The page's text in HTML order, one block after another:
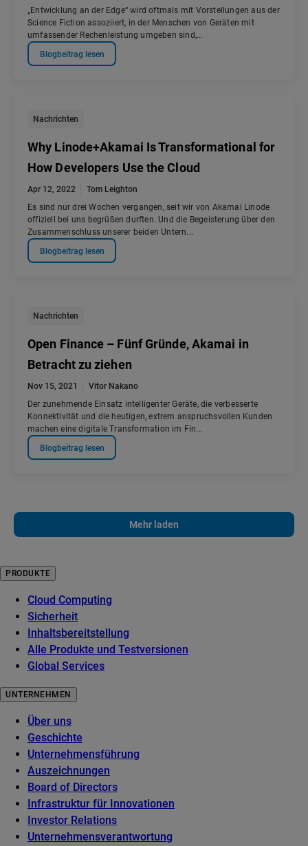
„Entwicklung an der Edge“ wird oftmals mit Vorstellungen aus der
Science Fiction assoziiert, in der Menschen von Geräten mit
umfassender Rechenleistung umgeben sind,...
Blogbeitrag lesen
Nachrichten
Why Linode+Akamai Is Transformational for
How Developers Use the Cloud
Apr 12, 2022
Tom Leighton
Es sind nur drei Wochen vergangen, seit wir von Akamai Linode
offiziell bei uns begrüßen durften. Und die Begeisterung über den
Zusammenschluss unserer beiden Untern...
Blogbeitrag lesen
Nachrichten
Open Finance – Fünf Gründe, Akamai in
Betracht zu ziehen
Nov 15, 2021
Vitor Nakano
Der zunehmende Einsatz intelligenter Geräte, die verbesserte
Konnektivität und die heutigen, extrem anspruchsvollen Kunden
machen eine digitale Transformation im Fin...
Blogbeitrag lesen
Mehr laden
PRODUKTE
Cloud Computing
Sicherheit
Inhaltsbereitstellung
Alle Produkte und Testversionen
Global Services
UNTERNEHMEN
Über uns
Geschichte
Unternehmensführung
Auszeichnungen
Board of Directors
Infrastruktur für Innovationen
Investor Relations
Unternehmensverantwortung